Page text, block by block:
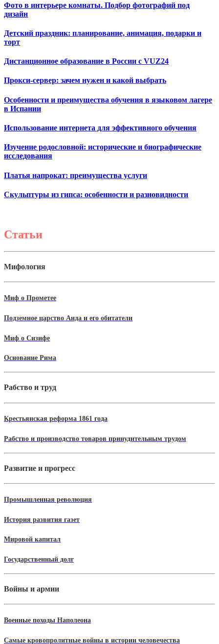
Фото в интерьере комнаты. Подбор фотографий под
дизайн
Детский праздник: планирование, анимация, подарки и
торт
Дистанционное образование в России с VUZ24
Прокси-сервер: зачем нужен и какой выбрать
Особенности и преимущества обучения в языковом лагере
в Испании
Использование интернета для эффективного обучения
Изучение родословной: исторические и биографические
исследования
Платья напрокат: преимущества услуги
Скульптуры из гипса: особенности и разновидности
Статьи
Мифология
Миф о Прометее
Подземное царство Аида и его обитатели
Миф о Сизифе
Основание Рима
Рабство и труд
Крестьянская реформа 1861 года
Рабство и производство товаров принудительным трудом
Развитие и прогресс
Промышленная революция
История развития газет
Мировой капитал
Государственный долг
Войны и армии
Военные походы Наполеона
Самые кровопролитные войны в истории человечества